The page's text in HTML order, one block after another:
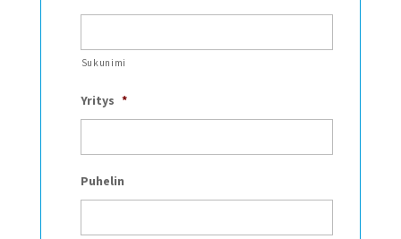
Sukunimi
Yritys *
Puhelin